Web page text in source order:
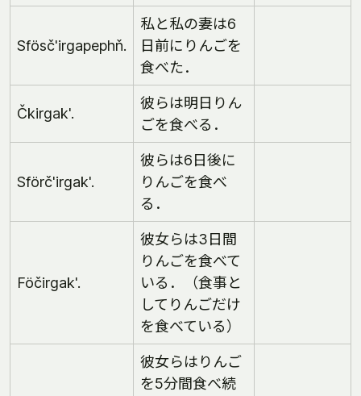
Sfösč'irgapephň.
私と私の妻は6
日前にりんごを
食べた．
Čkirgak'.
彼らは明日りん
ごを食べる．
Sförč'irgak'.
彼らは6日後に
りんごを食べ
る．
Föčirgak'.
彼女らは3日間
りんごを食べて
いる．（食事と
してりんごだけ
を食べている）
彼女らはりんご
を5分間食べ続